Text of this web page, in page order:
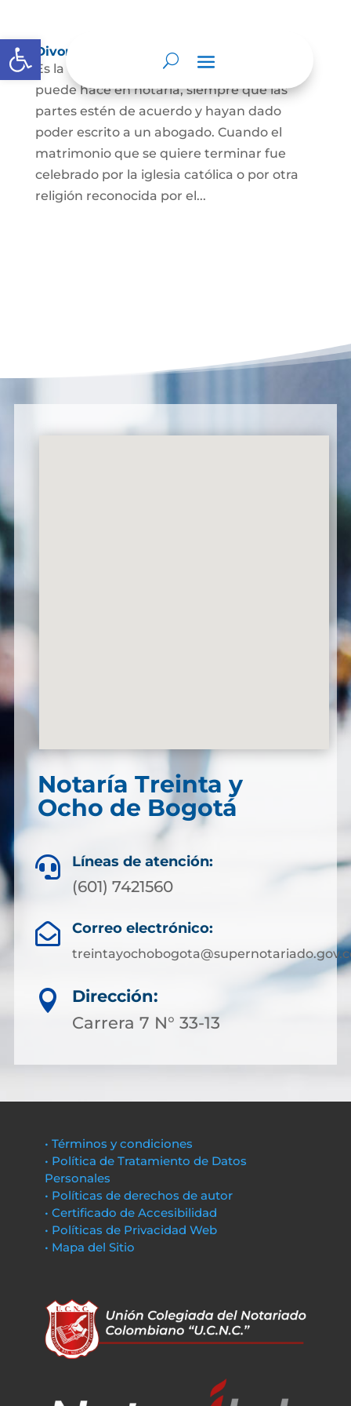
Abrir barra de herramientas
Divorcio
Es la terminación del Matrimonio Civil y se
puede hace en notaría, siempre que las
partes estén de acuerdo y hayan dado
poder escrito a un abogado. Cuando el
matrimonio que se quiere terminar fue
celebrado por la iglesia católica o por otra
religión reconocida por el...
Notaría Treinta y
Ocho de Bogotá
 Líneas de atención:
(601) 7421560
 Correo electrónico:

Dirección:
Carrera 7 N° 33-13
• Términos y condiciones
• Política de Tratamiento de Datos
Personales
• Políticas de derechos de autor
• Certificado de Accesibilidad
• Políticas de Privacidad Web
• Mapa del Sitio